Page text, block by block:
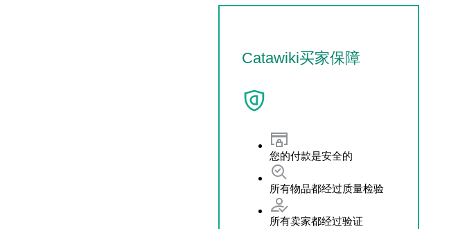
Catawiki买家保障
您的付款是安全的
所有物品都经过质量检验
所有卖家都经过验证